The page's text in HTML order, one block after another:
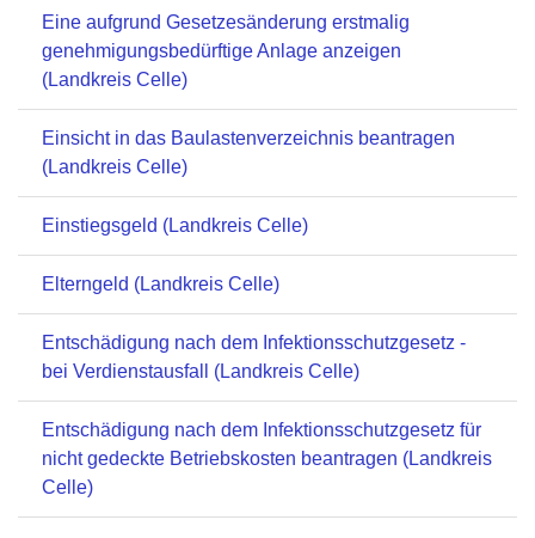
Eine aufgrund Gesetzesänderung erstmalig
genehmigungsbedürftige Anlage anzeigen
(Landkreis Celle)
Einsicht in das Baulastenverzeichnis beantragen
(Landkreis Celle)
Einstiegsgeld (Landkreis Celle)
Elterngeld (Landkreis Celle)
Entschädigung nach dem Infektionsschutzgesetz -
bei Verdienstausfall (Landkreis Celle)
Entschädigung nach dem Infektionsschutzgesetz für
nicht gedeckte Betriebskosten beantragen (Landkreis
Celle)